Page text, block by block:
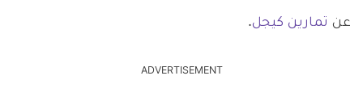
عن تمارين كيجل.
ADVERTISEMENT